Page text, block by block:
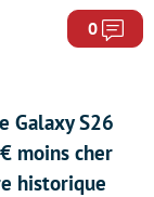
0
Galaxy S26
moins cher
historique